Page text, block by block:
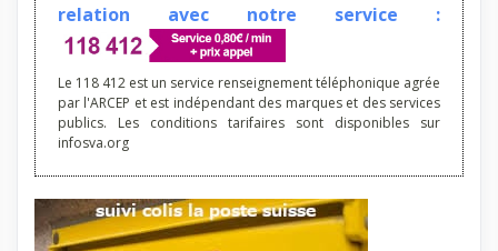
relation avec notre service :
Le 118 412 est un service renseignement téléphonique agrée
par l'ARCEP et est indépendant des marques et des services
publics. Les conditions tarifaires sont disponibles sur
infosva.org